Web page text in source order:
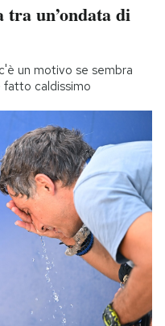
tra un’ondata di
un motivo se sembra
fatto caldissimo